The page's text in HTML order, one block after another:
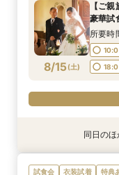
8/14 金 )
8/14 金 )
8/14 金 )
8/14 金 )
8/14 金 )
8/14 金 )
8/14 金 )
8/14 金 )
8/14 金 )
8/14 金 )
8/14 金 )
8/14 金 )
8/15(土)
【ご
豪華試
所要時
衣装試着 特典
【ご家
衣装試着 特典
【フォ
衣装試着 特典
【パパ
衣装試着 特典
【お得
衣装試着 特典
【会費
衣装試着
【和婚
衣装試着 特典
【五社
衣装試着 特典
【コス
衣装試着 特典
【挙式
衣装試着 特典
【オン
衣装試着 特典
【リニ
衣装試着 特典
【土・
同日のほ
試食会 衣装試着 特典